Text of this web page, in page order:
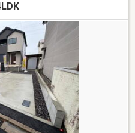
間と快適性を、ぜひ現地